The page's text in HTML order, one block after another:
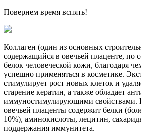
Повернем время вспять!
Коллаген (один из основных
содержащийся в овечьей плаценте, по
белок человеческой кожи, благодаря
успешно применяться в косметике.
стимулирует рост новых клеток и
старение кератин, а также обладает
иммуностимулирующими свойствами.
овечьей плаценты содержит белки
10%), аминокислоты, лецитин,
поддержания иммунитета.